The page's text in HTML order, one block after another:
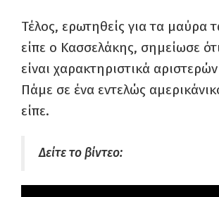
Τέλος, ερωτηθείς για τα μαύρα
είπε ο Κασσελάκης, σημείωσε
είναι χαρακτηριστικά
Πάμε σε ένα εντελώς
είπε.
Δείτε το βίντεο: